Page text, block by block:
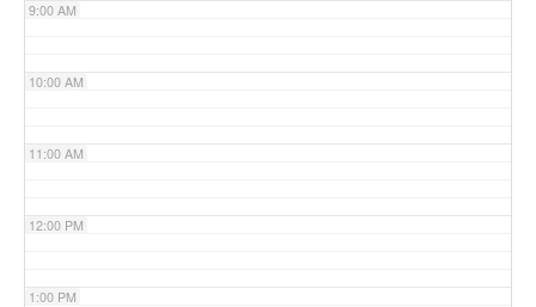
9:00 AM
10:00 AM
11:00 AM
12:00 PM
1:00 PM